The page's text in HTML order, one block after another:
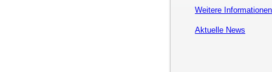
Weitere
Aktuelle News